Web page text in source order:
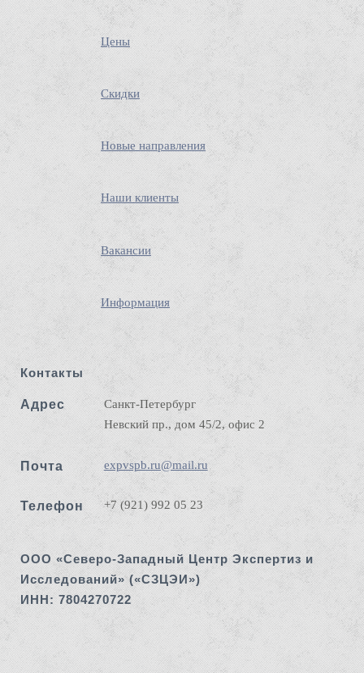
Цены
Скидки
Новые направления
Наши клиенты
Вакансии
Информация
Контакты
Адрес
Санкт-Петербург
Невский пр., дом 45/2, офис 2
Почта expvspb.ru@mail.ru
Телефон +7 (921) 992 05 23
ООО «Северо-Западный Центр Экспертиз и
Исследований» («СЗЦЭИ»)
ИНН: 7804270722